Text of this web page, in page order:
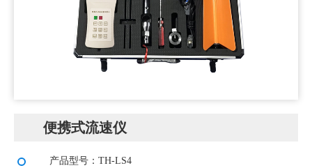
便携式流速仪
产品型号：TH-LS4